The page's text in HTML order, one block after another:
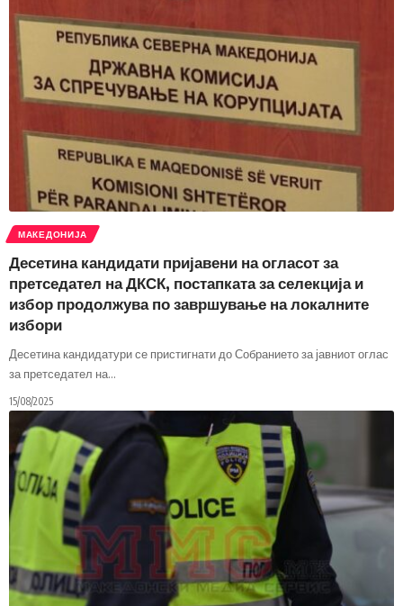
МАКЕДОНИЈА
Десетина кандидати пријавени на огласот за
претседател на ДКСК, постапката за селекција и
избор продолжува по завршување на локалните
избори
Десетина кандидатури се пристигнати до Собранието за јавниот оглас
за претседател на…
15/08/2025